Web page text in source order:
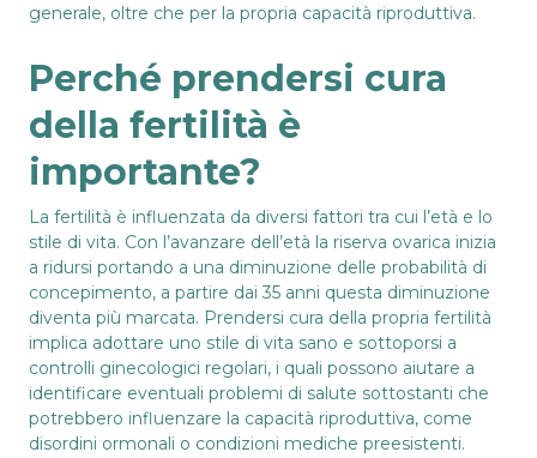
generale, oltre che per la propria capacità riproduttiva.
Perché prendersi cura
della fertilità è
importante?
La fertilità è influenzata da diversi fattori tra cui l’età e lo
stile di vita. Con l’avanzare dell’età la riserva ovarica inizia
a ridursi portando a una diminuzione delle probabilità di
concepimento, a partire dai 35 anni questa diminuzione
diventa più marcata. Prendersi cura della propria fertilità
implica adottare uno stile di vita sano e sottoporsi a
controlli ginecologici regolari, i quali possono aiutare a
identificare eventuali problemi di salute sottostanti che
potrebbero influenzare la capacità riproduttiva, come
disordini ormonali o condizioni mediche preesistenti.